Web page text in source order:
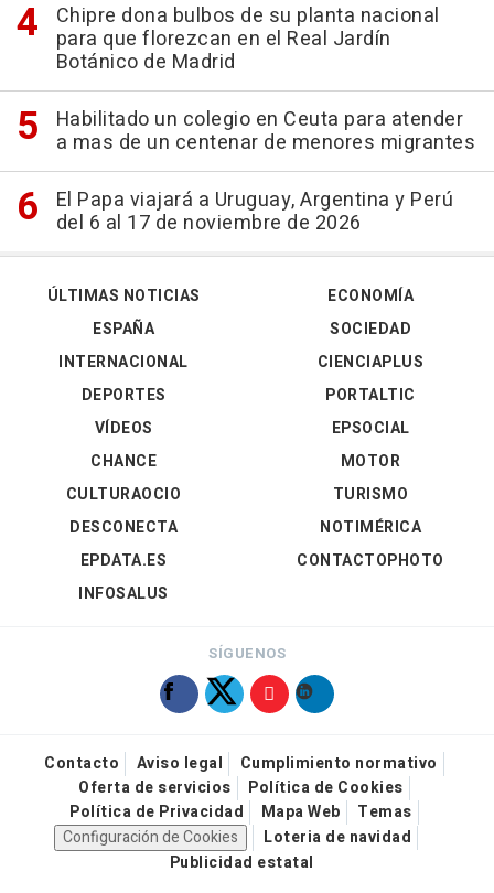
Chipre dona bulbos de su planta nacional
para que florezcan en el Real Jardín
Botánico de Madrid
Habilitado un colegio en Ceuta para atender
a mas de un centenar de menores migrantes
El Papa viajará a Uruguay, Argentina y Perú
del 6 al 17 de noviembre de 2026
ÚLTIMAS NOTICIAS
ESPAÑA
INTERNACIONAL
DEPORTES
VÍDEOS
ECONOMÍA
SOCIEDAD
CIENCIAPLUS
PORTALTIC
EPSOCIAL
CHANCE
CULTURAOCIO
DESCONECTA
EPDATA.ES
INFOSALUS
MOTOR
TURISMO
NOTIMÉRICA
CONTACTOPHOTO
SÍGUENOS
Contacto Aviso legal
Cumplimiento normativo
Oferta de servicios
Política de Cookies
Política de Privacidad
Mapa Web
Temas
Configuración de Cookies
Loteria de navidad
Publicidad estatal